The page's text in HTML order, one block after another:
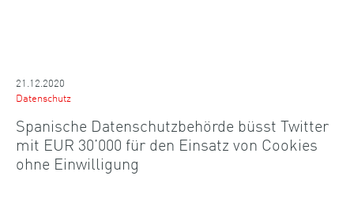
21.12.2020
Datenschutz
Spanische Datenschutzbehörde büsst Twitter
mit EUR 30’000 für den Einsatz von Cookies
ohne Einwilligung